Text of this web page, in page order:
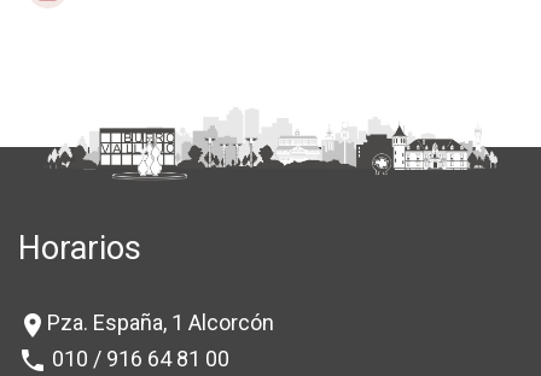
Horarios
location_on Pza. España, 1 Alcorcón
phone 010 / 916 64 81 00